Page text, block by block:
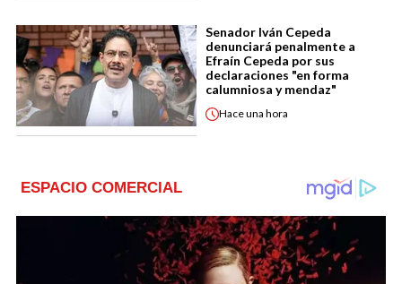
Senador Iván Cepeda
denunciará penalmente a
Efraín Cepeda por sus
declaraciones "en forma
calumniosa y mendaz"
Haceuna hora